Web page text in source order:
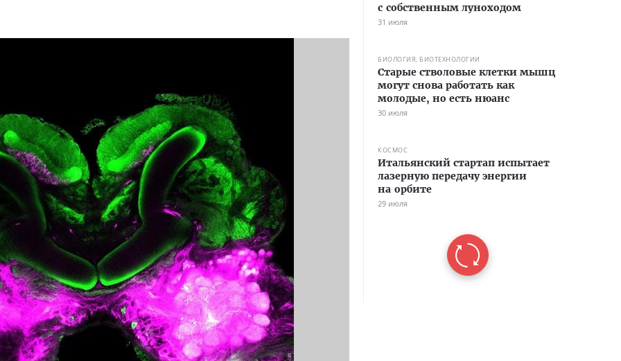
с собственным луноходом
31 июля
БИОЛОГИЯ, БИОТЕХНОЛОГИИ
Старые стволовые клетки мышц
могут снова работать как
молодые, но есть нюанс
30 июля
КОСМОС
Итальянский стартап испытает
лазерную передачу энергии
на орбите
29 июля